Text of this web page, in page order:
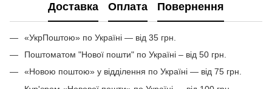
Доставка Оплата Повернення
«УкрПоштою» по Україні — від 35 грн.
Поштоматом "Нової пошти" по Україні – від 50 грн.
«Новою поштою» у відділення по Україні — від 75 грн.